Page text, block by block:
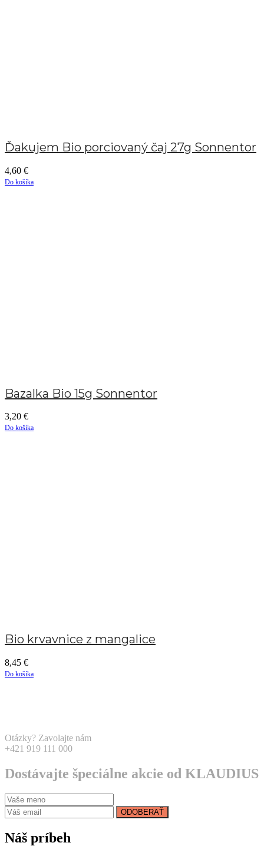
Ďakujem Bio porciovaný čaj 27g Sonnentor
4,60 €
Do košíka
Bazalka Bio 15g Sonnentor
3,20 €
Do košíka
Bio krvavnice z mangalice
8,45 €
Do košíka
Otázky? Zavolajte nám
+421 919 111 000
Dostávajte špeciálne akcie od KLAUDIUS
ODOBERAŤ
Náš príbeh